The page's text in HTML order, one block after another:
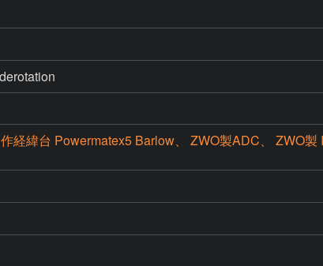
経緯台 Powermatex5 Barlow、 ZWO製ADC、 ZWO製